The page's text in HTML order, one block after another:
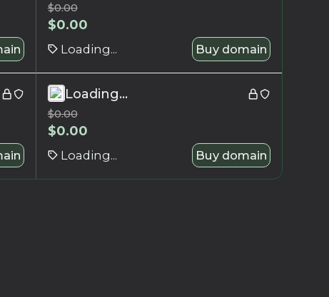
$0.00
$0.00
Loading... Buy domain
Loading...
$0.00
$0.00
Loading... Buy domain